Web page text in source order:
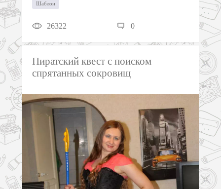
Шаблон
26322 0
Пиратский квест с поиском
спрятанных сокровищ